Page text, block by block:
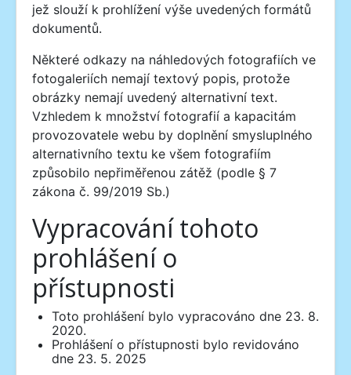
jež slouží k prohlížení výše uvedených formátů
dokumentů.
Některé odkazy na náhledových fotografiích ve
fotogaleriích nemají textový popis, protože
obrázky nemají uvedený alternativní text.
Vzhledem k množství fotografií a kapacitám
provozovatele webu by doplnění smysluplného
alternativního textu ke všem fotografiím
způsobilo nepřiměřenou zátěž (podle § 7
zákona č. 99/2019 Sb.)
Vypracování tohoto
prohlášení o
přístupnosti
Toto prohlášení bylo vypracováno dne 23. 8.
2020.
Prohlášení o přístupnosti bylo revidováno
dne 23. 5. 2025